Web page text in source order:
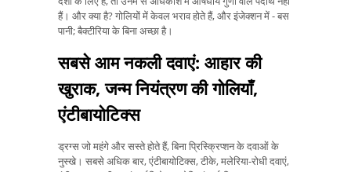
हैं। और क्या है? गोलियों में केवल भराव होते हैं, और इंजेक्शन में - बस
पानी; बैक्टीरिया के बिना अच्छा है।
सबसे आम नकली दवाएं: आहार की
खुराक, जन्म नियंत्रण की गोलियाँ,
एंटीबायोटिक्स
ड्रग्स जो महंगे और सस्ते होते हैं, बिना प्रिस्क्रिप्शन के दवाओं के
नुस्खे। सबसे अधिक बार, एंटीबायोटिक्स, टीके, मलेरिया-रोधी दवाएं,